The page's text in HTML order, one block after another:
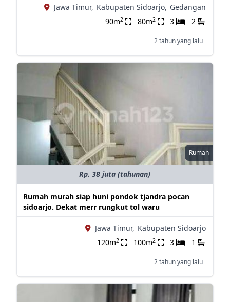
Jawa Timur, Kabupaten Sidoarjo, Gedangan
90m2 80m2 3 2
2 tahun yang lalu
Rumah
Rp. 38 juta (tahunan)
Rumah murah siap huni pondok tjandra pocan
sidoarjo. Dekat merr rungkut tol waru
Jawa Timur, Kabupaten Sidoarjo
120m2 100m2 3 1
2 tahun yang lalu